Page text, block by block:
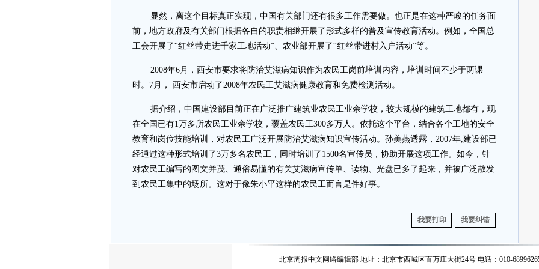
显然，离这个目标真正实现，中国有关部门还有很多工作需要做。也正是在这种严峻的任务面
前，地方政府及有关部门根据各自的职责相继开展了形式多样的普及宣传教育活动。例如，全国总
工会开展了“红丝带走进千家工地活动”、农业部开展了“红丝带进村入户活动”等。
2008年6月，西安市要求将防治艾滋病知识作为农民工岗前培训内容，培训时间不少于两课
时。7月， 西安市启动了2008年农民工艾滋病健康教育和免费检测活动。
据介绍，中国建设部目前正在广泛推广建筑业农民工业余学校，较大规模的建筑工地都有，现
在全国已有1万多所农民工业余学校，覆盖农民工300多万人。依托这个平台，结合各个工地的安全
教育和岗位技能培训，对农民工广泛开展防治艾滋病知识宣传活动。孙美燕透露，2007年,建设部已
经通过这种形式培训了3万多名农民工，同时培训了1500名宣传员，协助开展这项工作。如今，针
对农民工编写的图文并茂、通俗易懂的有关艾滋病宣传单、读物、光盘已多了起来，并被广泛散发
到农民工集中的场所。这对于像朱小平这样的农民工而言是件好事。
我要打印 我要纠错
北京周报中文网络编辑部 地址：北京市西城区百万庄大街24号 电话：010-